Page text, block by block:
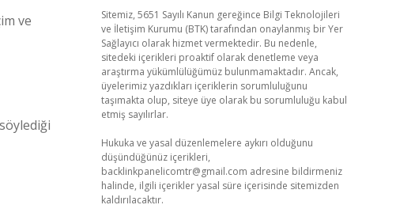
ve
Sitemiz, 5651 Sayılı Kanun gereğince Bilgi Teknolojileri
ve İletişim Kurumu (BTK) tarafından onaylanmış bir Yer
Sağlayıcı olarak hizmet vermektedir. Bu nedenle,
sitedeki içerikleri proaktif olarak denetleme veya
araştırma yükümlülüğümüz bulunmamaktadır. Ancak,
üyelerimiz yazdıkları içeriklerin sorumluluğunu
taşımakta olup, siteye üye olarak bu sorumluluğu kabul
etmiş sayılırlar.
Hukuka ve yasal düzenlemelere aykırı olduğunu
düşündüğünüz içerikleri,
backlinkpanelicomtr@gmail.com adresine bildirmeniz
halinde, ilgili içerikler yasal süre içerisinde sitemizden
kaldırılacaktır.